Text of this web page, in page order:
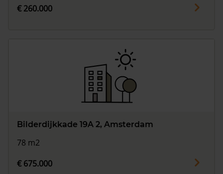
€ 260.000
Bilderdijkkade 19A 2, Amsterdam
78 m2
€ 675.000